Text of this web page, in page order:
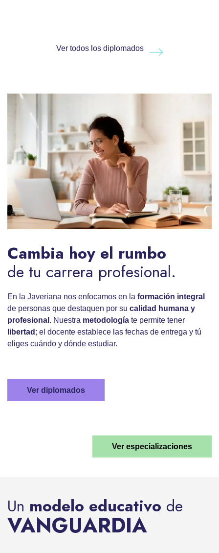
Ver todos los diplomados
Cambia hoy el rumbo
de tu carrera profesional.
En la Javeriana nos enfocamos en la formación integral
de personas que destaquen por su calidad humana y
profesional . Nuestra metodología te permite tener
libertad ; el docente establece las fechas de entrega y tú
eliges cuándo y dónde estudiar.
Ver diplomados
Ver especializaciones
Un modelo educativo de
VANGUARDIA